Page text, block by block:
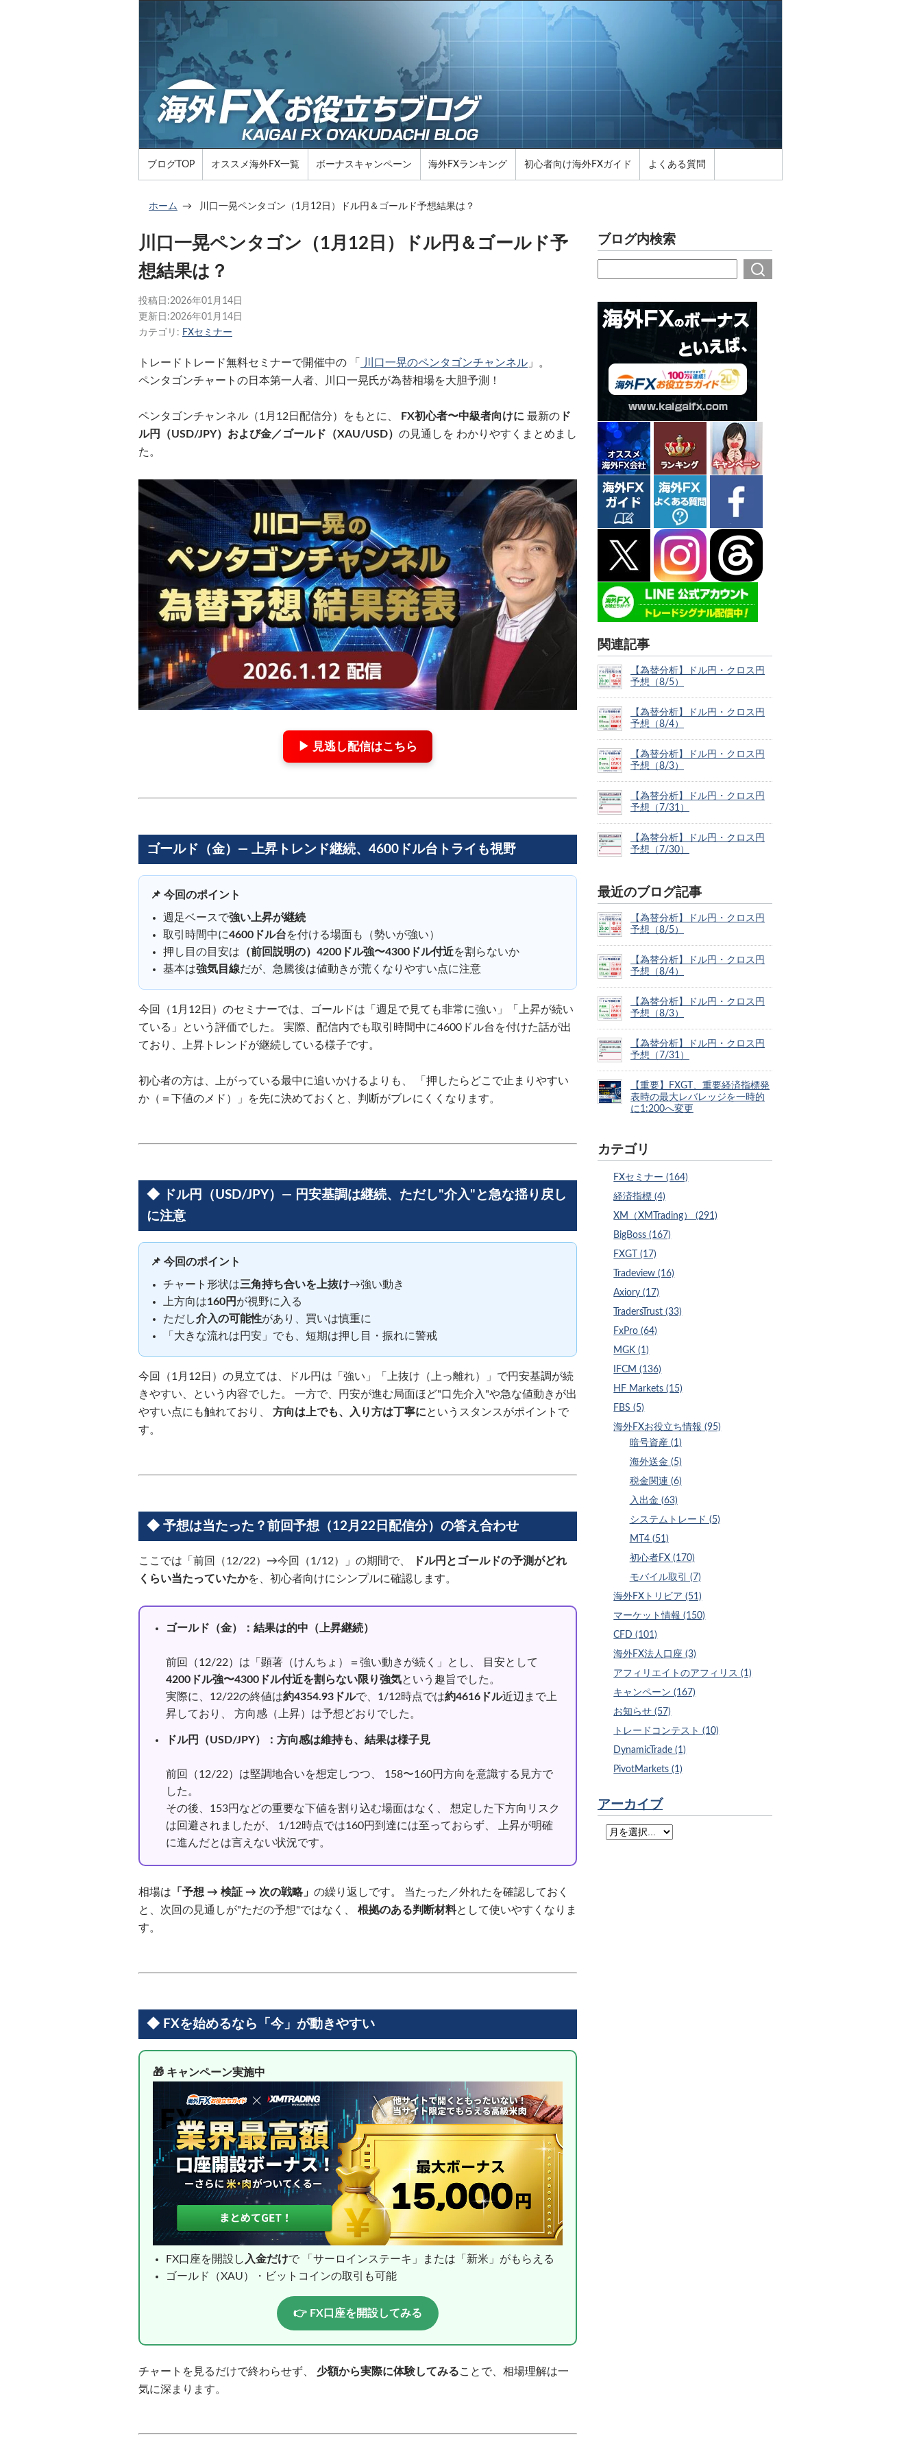
ブログTOP オススメ海外FX一覧 ボーナスキャンペーン 海外FXランキング 初心者向け海外FXガイド よくある質問
ホーム 川口一晃ペンタゴン（1月12日）ドル円＆ゴールド予想結果は？
川口一晃ペンタゴン（1月12日）ドル円＆ゴールド予
想結果は？
投稿日:2026年01月14日
更新日:2026年01月14日
カテゴリ: FXセミナー
トレードトレード無料セミナーで開催中の 「 川口一晃のペンタゴンチャンネル 」。
ペンタゴンチャートの日本第一人者、川口一晃氏が為替相場を大胆予測！
ペンタゴンチャンネル（1月12日配信分）をもとに、 FX初心者〜中級者向けに 最新の ド
ル円（USD/JPY）および金／ゴールド（XAU/USD） の見通しを わかりやすくまとめまし
た。
▶ 見逃し配信はこちら
ゴールド（金）― 上昇トレンド継続、4600ドル台トライも視野
📌 今回のポイント
週足ベースで強い上昇が継続
取引時間中に4600ドル台を付ける場面も（勢いが強い）
押し目の目安は （前回説明の）4200ドル強〜4300ドル付近を割らないか
基本は強気目線だが、急騰後は値動きが荒くなりやすい点に注意
今回（1月12日）のセミナーでは、ゴールドは「週足で見ても非常に強い」「上昇が続い
ている」という評価でした。 実際、配信内でも取引時間中に4600ドル台を付けた話が出
ており、上昇トレンドが継続している様子です。
初心者の方は、上がっている最中に追いかけるよりも、 「押したらどこで止まりやすい
か（＝下値のメド）」を先に決めておくと、判断がブレにくくなります。
◆ ドル円（USD/JPY）― 円安基調は継続、ただし"介入"と急な揺り戻し
に注意
📌 今回のポイント
チャート形状は三角持ち合いを上抜け→強い動き
上方向は160円 が視野に入る
ただし介入の可能性があり、買いは慎重に
「大きな流れは円安」でも、短期は押し目・振れに警戒
今回（1月12日）の見立ては、ドル円は「強い」「上抜け（上っ離れ）」で円安基調が続
きやすい、という内容でした。 一方で、円安が進む局面ほど"口先介入"や急な値動きが出
やすい点にも触れており、 方向は上でも、入り方は丁寧にというスタンスがポイントで
す。
◆ 予想は当たった？前回予想（12月22日配信分）の答え合わせ
ここでは「前回（12/22）→今回（1/12）」の期間で、
ドル円とゴールドの予測がどれ
くらい当たっていたかを、初心者向けにシンプルに確認します。
ゴールド（金）：結果は的中（上昇継続）
前回（12/22）は「顕著（けんちょ）＝強い動きが続く」とし、 目安として
4200ドル強〜4300ドル付近を割らない限り強気という趣旨でした。
実際に、12/22の終値は約4354.93ドルで、1/12時点では約4616ドル近辺まで上
昇しており、 方向感（上昇）は予想どおりでした。
ドル円（USD/JPY）：方向感は維持も、結果は様子見
前回（12/22）は堅調地合いを想定しつつ、 158〜160円方向を意識する見方で
した。
その後、153円などの重要な下値を割り込む場面はなく、 想定した下方向リスク
は回避されましたが、 1/12時点では160円到達には至っておらず、 上昇が明確
に進んだとは言えない状況です。
相場は 「予想 → 検証 → 次の戦略」 の繰り返しです。 当たった／外れたを確認しておく
と、次回の見通しが"ただの予想"ではなく、 根拠のある判断材料として使いやすくなりま
す。
◆ FXを始めるなら「今」が動きやすい
🎁 キャンペーン実施中
FX口座を開設し 入金だけで 「サーロインステーキ」または「新米」がもらえる
ゴールド（XAU）・ビットコインの取引も可能
👉 FX口座を開設してみる
チャートを見るだけで終わらせず、 少額から実際に体験してみることで、相場理解は一
気に深まります。
ブログ内検索
関連記事
【為替分析】ドル円・クロス円
予想（8/5）
【為替分析】ドル円・クロス円
予想（8/4）
【為替分析】ドル円・クロス円
予想（8/3）
【為替分析】ドル円・クロス円
予想（7/31）
【為替分析】ドル円・クロス円
予想（7/30）
最近のブログ記事
【為替分析】ドル円・クロス円
予想（8/5）
【為替分析】ドル円・クロス円
予想（8/4）
【為替分析】ドル円・クロス円
予想（8/3）
【為替分析】ドル円・クロス円
予想（7/31）
【重要】FXGT、重要経済指標発
表時の最大レバレッジを一時的
に1:200へ変更
カテゴリ
FXセミナー (164)
経済指標 (4)
XM（XMTrading） (291)
BigBoss (167)
FXGT (17)
Tradeview (16)
Axiory (17)
TradersTrust (33)
FxPro (64)
MGK (1)
IFCM (136)
HF Markets (15)
FBS (5)
海外FXお役立ち情報 (95)
暗号資産 (1)
海外送金 (5)
税金関連 (6)
入出金 (63)
システムトレード (5)
MT4 (51)
初心者FX (170)
モバイル取引 (7)
海外FXトリビア (51)
マーケット情報 (150)
CFD (101)
海外FX法人口座 (3)
アフィリエイトのアフィリス (1)
キャンペーン (167)
お知らせ (57)
トレードコンテスト (10)
DynamicTrade (1)
PivotMarkets (1)
アーカイブ